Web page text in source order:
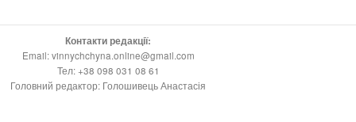
Контакти редакції:
Email: vinnychchyna.online@gmail.com
Тел: +38 098 031 08 61
Головний редактор: Голошивець Анастасія